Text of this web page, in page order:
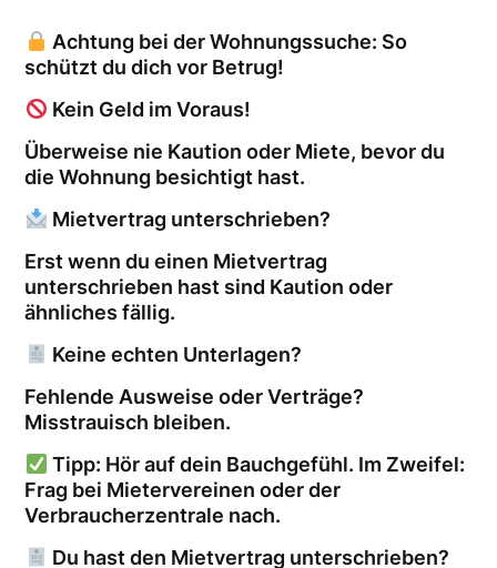
Achtung bei der Wohnungssuche: So
schützt du dich vor Betrug!
Kein Geld im Voraus!
Überweise nie Kaution oder Miete, bevor du
die Wohnung besichtigt hast.
Mietvertrag unterschrieben?
Erst wenn du einen Mietvertrag
unterschrieben hast sind Kaution oder
ähnliches fällig.
Keine echten Unterlagen?
Fehlende Ausweise oder Verträge?
Misstrauisch bleiben.
Tipp: Hör auf dein Bauchgefühl. Im Zweifel:
Frag bei Mietervereinen oder der
Verbraucherzentrale nach.
Du hast den Mietvertrag unterschrieben?